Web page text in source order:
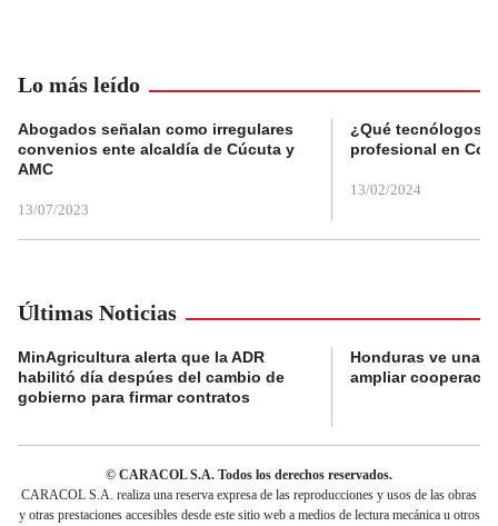
Lo más leído
Abogados señalan como irregulares
convenios ente alcaldía de Cúcuta y
AMC
13/07/2023
¿Qué tecnólogos
profesional en
13/02/2024
Últimas Noticias
MinAgricultura alerta que la ADR
habilitó día despúes del cambio de
gobierno para firmar contratos
Honduras ve una
ampliar
© CARACOL S.A. Todos los derechos reservados.
CARACOL S.A. realiza una reserva expresa de las reproducciones y usos de las obras
y otras prestaciones accesibles desde este sitio web a medios de lectura mecánica u otros